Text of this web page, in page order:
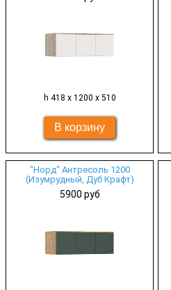
h 418 х 1200 х 510
"Норд" Антресоль 1200
(Изумрудный, Дуб Крафт)
5900 руб